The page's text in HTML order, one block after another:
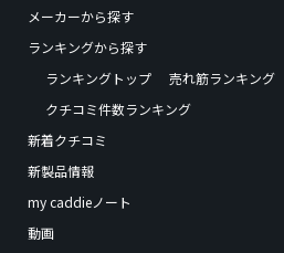
メーカーから探す
ランキングから探す
ランキングトップ
売れ筋ランキング
クチコミ件数ランキング
新着クチコミ
新製品情報
my caddieノート
動画